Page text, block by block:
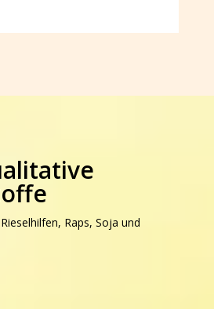
Raps, Soja und